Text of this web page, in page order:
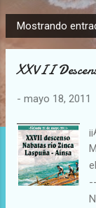
E
n
Mostrando
XXVII
- mayo 18, 2011